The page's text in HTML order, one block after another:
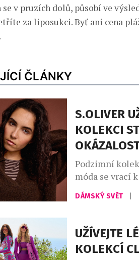
v pruzích dolů, působí ve
za liposukci. Byť ani cena
ČLÁNKY
S.OLIVER
KOLEKCI
Podzimní
móda se vrací
promyšlený
hřejivé odstíny
indigo denim,
městskou
uvolněné
DÁMSKÝ SVĚT
UŽÍVEJTE
KOLEKCÍ